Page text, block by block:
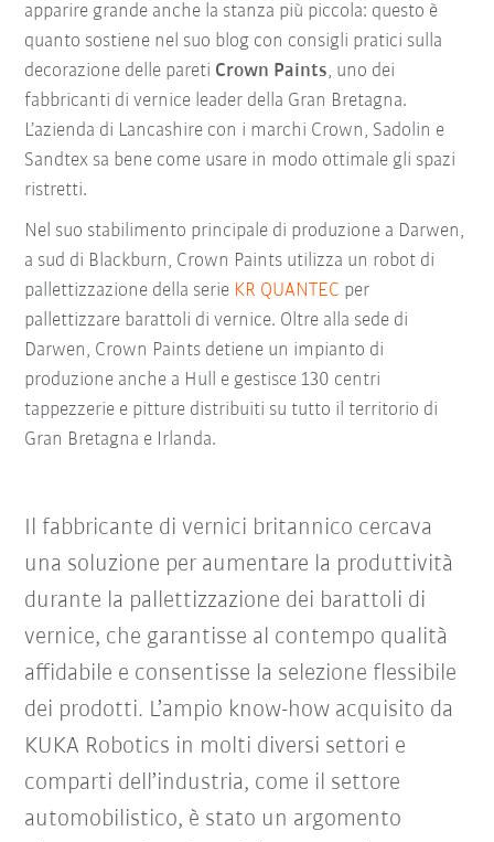
apparire grande anche la stanza più piccola: questo è
quanto sostiene nel suo blog con consigli pratici sulla
decorazione delle pareti Crown Paints, uno dei
fabbricanti di vernice leader della Gran Bretagna.
L’azienda di Lancashire con i marchi Crown, Sadolin e
Sandtex sa bene come usare in modo ottimale gli spazi
ristretti.
Nel suo stabilimento principale di produzione a Darwen,
a sud di Blackburn, Crown Paints utilizza un robot di
pallettizzazione della serie KR QUANTEC per
pallettizzare barattoli di vernice. Oltre alla sede di
Darwen, Crown Paints detiene un impianto di
produzione anche a Hull e gestisce 130 centri
tappezzerie e pitture distribuiti su tutto il territorio di
Gran Bretagna e Irlanda.
Il fabbricante di vernici britannico cercava
una soluzione per aumentare la produttività
durante la pallettizzazione dei barattoli di
vernice, che garantisse al contempo qualità
affidabile e consentisse la selezione flessibile
dei prodotti. L’ampio know-how acquisito da
KUKA Robotics in molti diversi settori e
comparti dell’industria, come il settore
automobilistico, è stato un argomento